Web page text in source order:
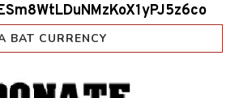
BAT CURRENCY